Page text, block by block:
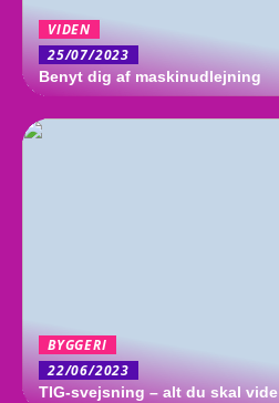
VIDEN
25/07/2023
Benyt dig af maskinudlejning
BYGGERI
22/06/2023
TIG-svejsning – alt du skal vide